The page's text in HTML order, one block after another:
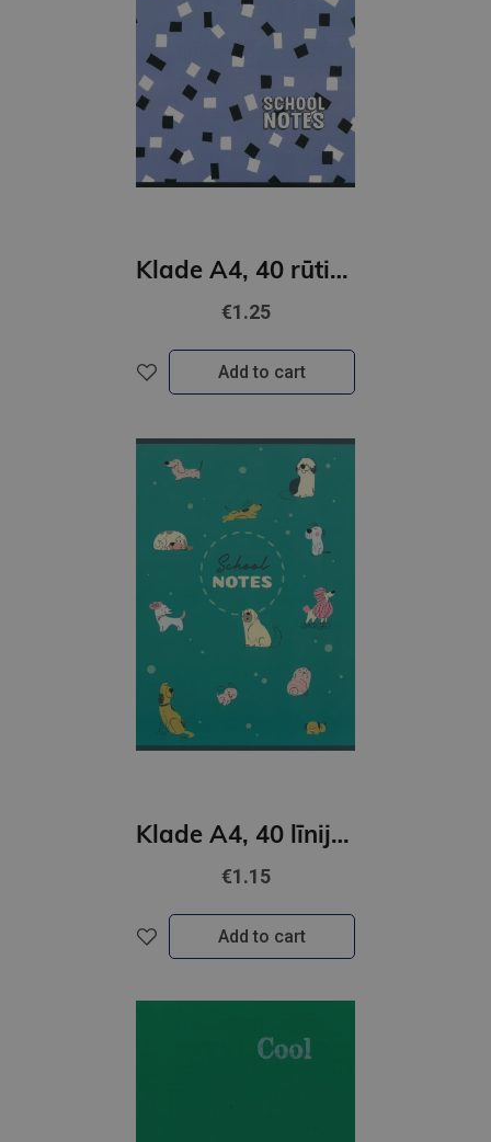
Klade A4, 40 rūtiņu lapas, skavota/Pink-Blue
€1.25
Add to cart
Klade A4, 40 līniju lapas, skavota, dzīvnieki
€1.15
Add to cart